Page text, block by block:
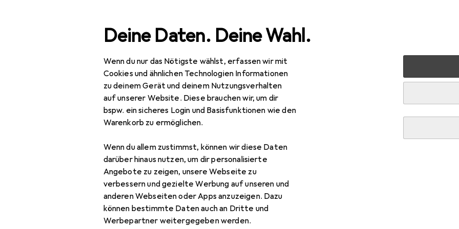
Deine Daten. Deine Wahl.
Wenn du nur das Nötigste wählst, erfassen wir mit
Cookies und ähnlichen Technologien Informationen
zu deinem Gerät und deinem Nutzungsverhalten
auf unserer Website. Diese brauchen wir, um dir
bspw. ein sicheres Login und Basisfunktionen wie den
Warenkorb zu ermöglichen.
Wenn du allem zustimmst, können wir diese Daten
darüber hinaus nutzen, um dir personalisierte
Angebote zu zeigen, unsere Webseite zu
verbessern und gezielte Werbung auf unseren und
anderen Webseiten oder Apps anzuzeigen. Dazu
können bestimmte Daten auch an Dritte und
Werbepartner weitergegeben werden.
Navigation nach KategorienGesamtsortiment Baumarkt + Garten Bauen + Renovieren